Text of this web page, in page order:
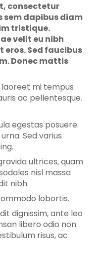
consectetur
sem dapibus diam
tristique.
velit eu nibh
Sed faucibus
Donec mattis
mi tempus
ac pellentesque.
egestas posuere.
Sed varius
ultrices, quam
nisl massa
nibh.
lobortis.
dignissim, ante leo
libero odio non
risus, ac